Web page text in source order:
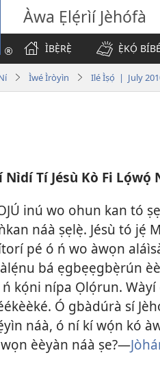
Àwa Ẹlẹ́rìí Jèhófà
ÌBẸ̀RẸ̀
Ẹ̀KỌ́
Ìwé Ìròyìn Ilé Ìṣọ́ | July
Nìdí Tí Jésù Kò Fi Lọ́wọ́
inú wo ohun kan tó
náà ṣẹlẹ̀. Jésù tó jẹ́
pé ó ń wo àwọn
bá ẹgbẹẹgbẹ̀rún
ń kọ́ni nípa Ọlọ́run.
Ó gbàdúrà sí
náà, ó ní kí wọ́n kó
èèyàn náà ṣe?—